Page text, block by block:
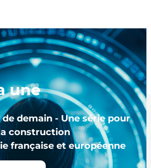
une
demain - Une série pour
construction
française et européenne